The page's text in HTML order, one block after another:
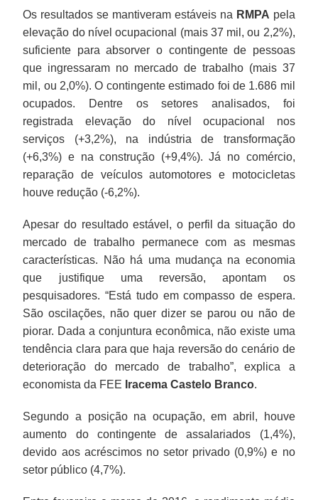
Os resultados se mantiveram estáveis na RMPA pela
elevação do nível ocupacional (mais 37 mil, ou 2,2%),
suficiente para absorver o contingente de pessoas
que ingressaram no mercado de trabalho (mais 37
mil, ou 2,0%). O contingente estimado foi de 1.686 mil
ocupados. Dentre os setores analisados, foi
registrada elevação do nível ocupacional nos
serviços (+3,2%), na indústria de transformação
(+6,3%) e na construção (+9,4%). Já no comércio,
reparação de veículos automotores e motocicletas
houve redução (-6,2%).
Apesar do resultado estável, o perfil da situação do
mercado de trabalho permanece com as mesmas
características. Não há uma mudança na economia
que justifique uma reversão, apontam os
pesquisadores. “Está tudo em compasso de espera.
São oscilações, não quer dizer se parou ou não de
piorar. Dada a conjuntura econômica, não existe uma
tendência clara para que haja reversão do cenário de
deterioração do mercado de trabalho”, explica a
economista da FEE Iracema Castelo Branco.
Segundo a posição na ocupação, em abril, houve
aumento do contingente de assalariados (1,4%),
devido aos acréscimos no setor privado (0,9%) e no
setor público (4,7%).